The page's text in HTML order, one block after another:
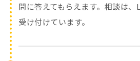
問に答えてもらえます。相談は
受け付けています。